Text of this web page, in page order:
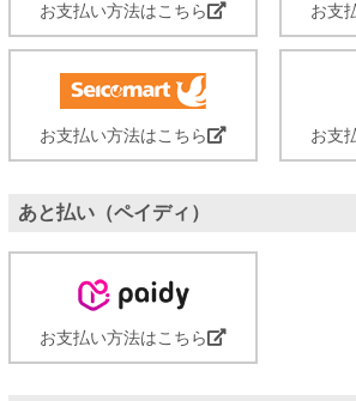
お支払い方法はこちら お支
お支払い方法はこちら お支
あと払い（ペイディ）
お支払い方法はこちら